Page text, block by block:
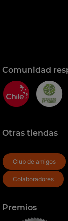
Comunidad
Otras tiendas
Club de amigos
Colaboradores
Premios